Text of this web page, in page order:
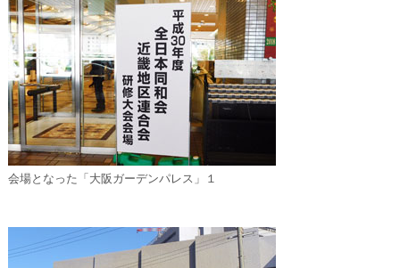
会場となった「大阪ガーデンパレス」１